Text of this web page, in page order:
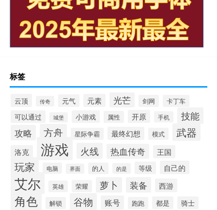
标签
云顶 传奇 元气 元素 光芒 剑网 卡丁车
可以通过 城堡 小游戏 属性 开原 手机 技能
攻略 方舟 星际争霸 最终幻想 模式 武器
洛克 游戏 火线 热血传奇 王国
玩家 电脑 界面 的人 的是 等级 自己的
艾尔 英雄 荣耀 萝卜 装备 西游
角色 解锁 谷物 账号 跑跑 都是 骑士